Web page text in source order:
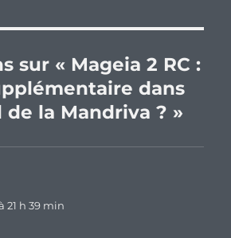
sur « Mageia 2 RC :
dans
la Mandriva ? »
21 h 39 min